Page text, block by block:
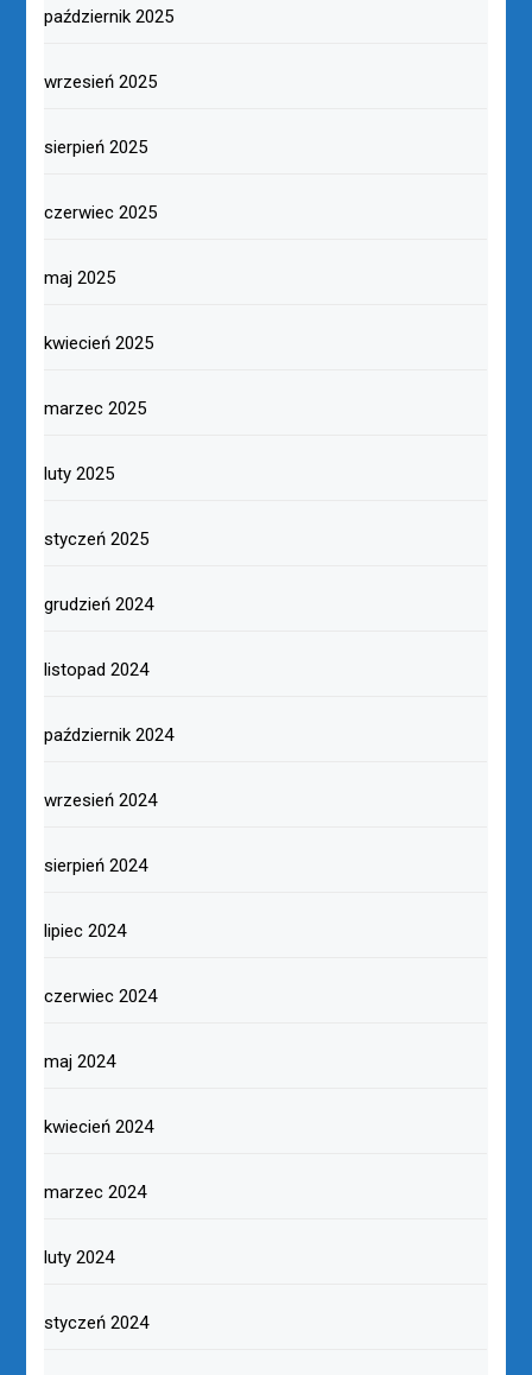
październik 2025
wrzesień 2025
sierpień 2025
czerwiec 2025
maj 2025
kwiecień 2025
marzec 2025
luty 2025
styczeń 2025
grudzień 2024
listopad 2024
październik 2024
wrzesień 2024
sierpień 2024
lipiec 2024
czerwiec 2024
maj 2024
kwiecień 2024
marzec 2024
luty 2024
styczeń 2024